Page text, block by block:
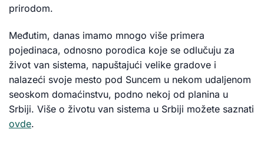
prirodom.
Međutim, danas imamo mnogo više primera
pojedinaca, odnosno porodica koje se odlučuju za
život van sistema, napuštajući velike gradove i
nalazeći svoje mesto pod Suncem u nekom udaljenom
seoskom domaćinstvu, podno nekoj od planina u
Srbiji. Više o životu van sistema u Srbiji možete saznati
ovde.